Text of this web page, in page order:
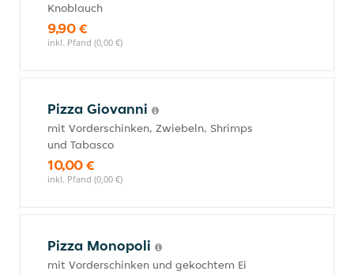
Knoblauch
9,90 €
inkl. Pfand (0,00 €)
Pizza Giovanni
mit Vorderschinken, Zwiebeln, Shrimps
und Tabasco
10,00 €
inkl. Pfand (0,00 €)
Pizza Monopoli
mit Vorderschinken und gekochtem Ei